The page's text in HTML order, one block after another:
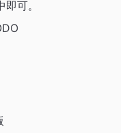
可。